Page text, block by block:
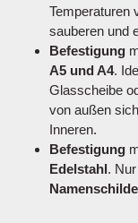
Temperaturen
sauberen und
Befestigung
A5 und A4.
Glasscheibe
von außen
Inneren.
Befestigung
Edelstahl.